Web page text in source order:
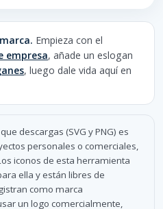
Empieza con el
empresa, añade un eslogan
, luego dale vida aquí en
descargas (SVG y PNG) es
personales o comerciales,
iconos de esta herramienta
ella y están libres de
como marca
un logo comercialmente,